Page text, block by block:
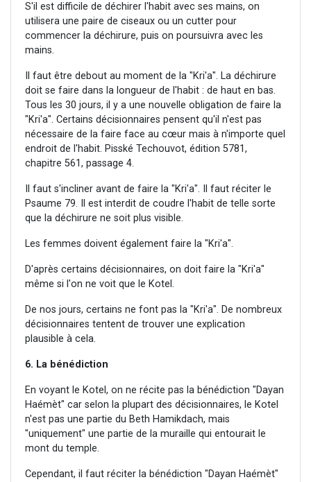
S'il est difficile de déchirer l'habit avec ses mains, on
utilisera une paire de ciseaux ou un cutter pour
commencer la déchirure, puis on poursuivra avec les
mains.
Il faut être debout au moment de la "Kri'a". La déchirure
doit se faire dans la longueur de l'habit : de haut en bas.
Tous les 30 jours, il y a une nouvelle obligation de faire la
"Kri'a". Certains décisionnaires pensent qu'il n'est pas
nécessaire de la faire face au cœur mais à n'importe quel
endroit de l'habit. Pisské Techouvot, édition 5781,
chapitre 561, passage 4.
Il faut s'incliner avant de faire la "Kri'a". Il faut réciter le
Psaume 79. Il est interdit de coudre l'habit de telle sorte
que la déchirure ne soit plus visible.
Les femmes doivent également faire la "Kri'a".
D'après certains décisionnaires, on doit faire la "Kri'a"
même si l'on ne voit que le Kotel.
De nos jours, certains ne font pas la "Kri'a". De nombreux
décisionnaires tentent de trouver une explication
plausible à cela.
6. La bénédiction
En voyant le Kotel, on ne récite pas la bénédiction "Dayan
Haémèt" car selon la plupart des décisionnaires, le Kotel
n'est pas une partie du Beth Hamikdach, mais
"uniquement" une partie de la muraille qui entourait le
mont du temple.
Cependant, il faut réciter la bénédiction "Dayan Haémèt"